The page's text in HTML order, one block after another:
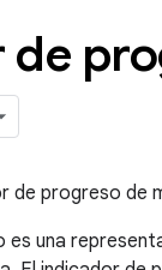
de progreso de
es una